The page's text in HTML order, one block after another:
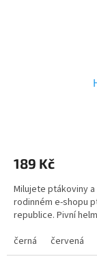
je
z
5
hvězdiček.
189 Kč
Milujete ptákoviny
rodinném e-shopu
republice. Pivní
černá
červená